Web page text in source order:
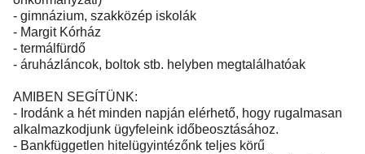
- gimnázium, szakközép iskolák
- Margit Kórház
- termálfürdő
- áruházláncok, boltok stb. helyben megtalálhatóak
AMIBEN SEGÍTÜNK:
- Irodánk a hét minden napján elérhető, hogy rugalmasan
alkalmazkodjunk ügyfeleink időbeosztásához.
- Bankfüggetlen hitelügyintézőnk teljes körű